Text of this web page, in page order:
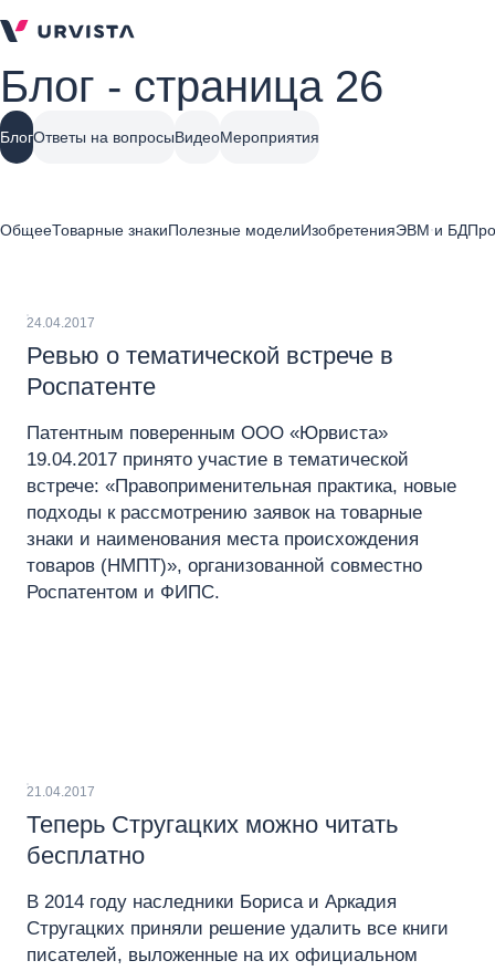
Блог - страница 26
БлогОтветы на вопросыВидеоМероприятия
ОбщееТоварные знакиПолезные моделиИзобретенияЭВМ и БД
24.04.2017
Ревью о тематической встрече в
Роспатенте
Патентным поверенным ООО «Юрвиста»
19.04.2017 принято участие в тематической
встрече: «Правоприменительная практика, новые
подходы к рассмотрению заявок на товарные
знаки и наименования места происхождения
товаров (НМПТ)», организованной совместно
Роспатентом и ФИПС.
21.04.2017
Теперь Стругацких можно читать
бесплатно
В 2014 году наследники Бориса и Аркадия
Стругацких приняли решение удалить все книги
писателей, выложенные на их официальном